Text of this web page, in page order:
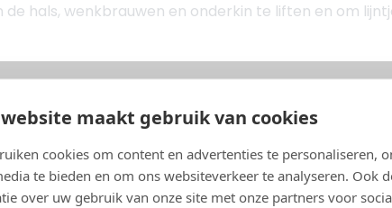
website maakt gebruik van cookies
cookies om content en advertenties te personaliseren,
te bieden en om ons websiteverkeer te analyseren. Ook
over uw gebruik van onze site met onze partners voor
de hals, wenkbrauwen en onderkin te liften en om